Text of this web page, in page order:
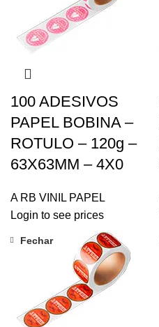
100 ADESIVOS
PAPEL BOBINA –
ROTULO – 120g –
63X63MM – 4X0
A RB VINIL PAPEL
Login to see prices
Fechar